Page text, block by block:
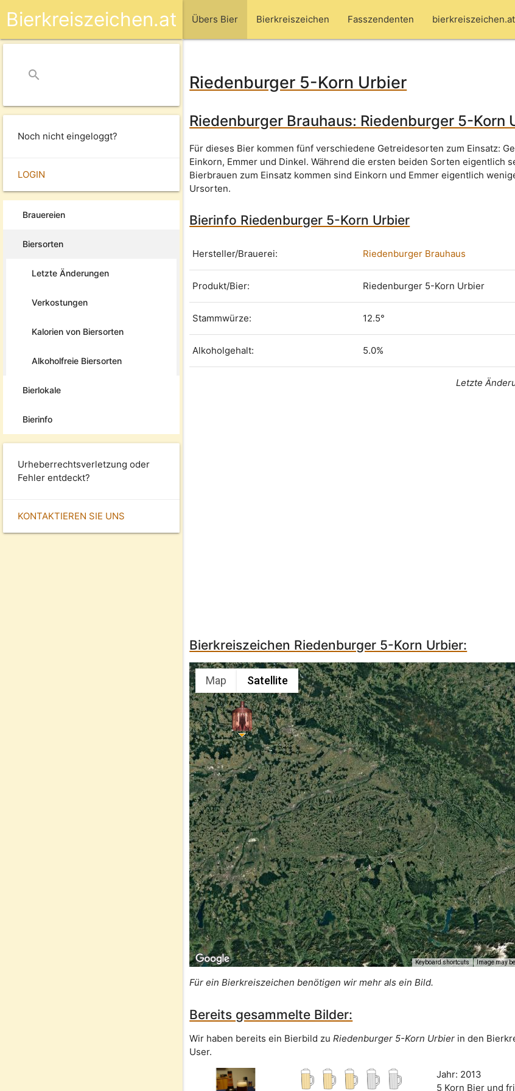
Übers Bier Bierkreiszeichen Fasszendenten bierkreiszeichen.at
Bierkreiszeichen.at
search
Noch nicht eingeloggt?
LOGIN
Brauereien
Biersorten
Letzte Änderungen
Verkostungen
Kalorien von Biersorten
Alkoholfreie Biersorten
Bierlokale
Bierinfo
Urheberrechtsverletzung oder
Fehler entdeckt?
KONTAKTIEREN SIE UNS
Riedenburger 5-Korn Urbier
Riedenburger Brauhaus: Riedenburger 5-Korn
Für dieses Bier kommen fünf verschiedene Getreidesorten zum Einsatz:
Einkorn, Emmer und Dinkel. Während die ersten beiden Sorten eigentlich
Bierbrauen zum Einsatz kommen sind Einkorn und Emmer eigentlich
Ursorten.
Bierinfo Riedenburger 5-Korn Urbier
Hersteller/Brauerei: Riedenburger Brauhaus
Produkt/Bier: Riedenburger 5-Korn Urbier
Stammwürze: 12.5°
Alkoholgehalt: 5.0%
Letzte
Bierkreiszeichen Riedenburger 5-Korn Urbier:
Map Satellite
Keyboard shortcuts Image may
Für ein Bierkreiszeichen benötigen wir mehr als ein Bild.
Bereits gesammelte Bilder:
Wir haben bereits ein Bierbild zuRiedenburger 5-Korn Urbier in den
User.
Jahr: 2013
5 Korn Bier und